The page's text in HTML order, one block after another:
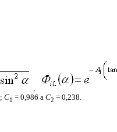
,
C1 = 0,986 a C2 = 0,238.